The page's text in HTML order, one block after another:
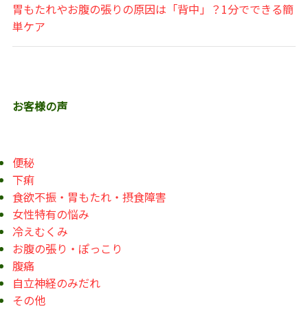
胃もたれやお腹の張りの原因は「背中」？1分でできる簡
単ケア
お客様の声
便秘
下痢
食欲不振・胃もたれ・摂食障害
女性特有の悩み
冷えむくみ
お腹の張り・ぽっこり
腹痛
自立神経のみだれ
その他